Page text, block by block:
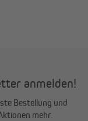
anmelden!
Bestellung und
mehr.